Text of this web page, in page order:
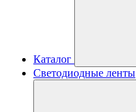
Каталог
Светодиодные ленты